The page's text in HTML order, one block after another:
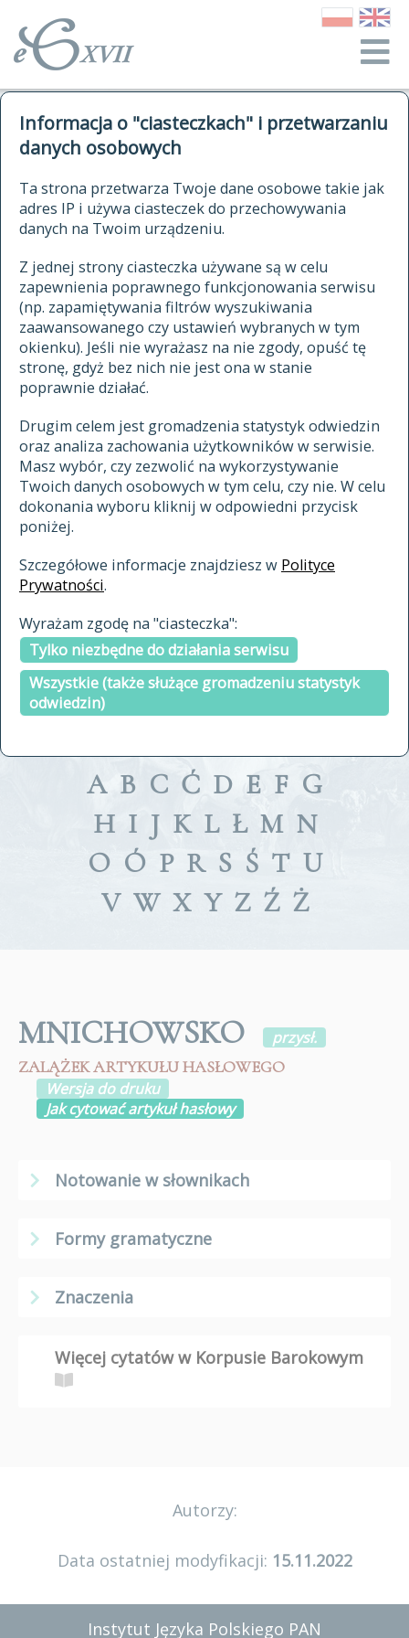
Informacja o "ciasteczkach" i przetwarzaniu
danych osobowych
Ta strona przetwarza Twoje dane osobowe takie jak
adres IP i używa ciasteczek do przechowywania
danych na Twoim urządzeniu.
Z jednej strony ciasteczka używane są w celu
zapewnienia poprawnego funkcjonowania serwisu
(np. zapamiętywania filtrów wyszukiwania
zaawansowanego czy ustawień wybranych w tym
okienku). Jeśli nie wyrażasz na nie zgody, opuść tę
stronę, gdyż bez nich nie jest ona w stanie
poprawnie działać.
Drugim celem jest gromadzenia statystyk odwiedzin
oraz analiza zachowania użytkowników w serwisie.
Masz wybór, czy zezwolić na wykorzystywanie
Twoich danych osobowych w tym celu, czy nie. W celu
dokonania wyboru kliknij w odpowiedni przycisk
poniżej.
Szczegółowe informacje znajdziesz w Polityce
Prywatności.
Wyrażam zgodę na "ciasteczka":
Tylko niezbędne do działania serwisu
Wszystkie (także służące gromadzeniu statystyk
odwiedzin)
autorzy Słownika
historia
publikacje
źródła
autorzy tekstów źródłowych
zasady opracowania
statystyki
najnowsze hasła
ostatnio zmodyfikowane hasła
materiały archiwalne
cytowanie
kontakt
kwerendy
jak cytować Słownik
ELEKTRONICZNY SŁOWNIK
JĘZYKA POLSKIEGO
XVII I XVIII WIEKU
znajdź hasła
zaczynające się od
indeksie
a fronte
a tergo
A B C Ć D E F G
H I J K L Ł M N
O Ó P R S Ś T U
V W X Y Z Ź Ż
MNICHOWSKO
przysł.
ZALĄŻEK ARTYKUŁU HASŁOWEGO
Wersja do druku
Jak cytować artykuł hasłowy
Notowanie w słownikach
Formy gramatyczne
Znaczenia
Więcej cytatów w Korpusie Barokowym
Autorzy:
Data ostatniej modyfikacji: 15.11.2022
Instytut Języka Polskiego PAN